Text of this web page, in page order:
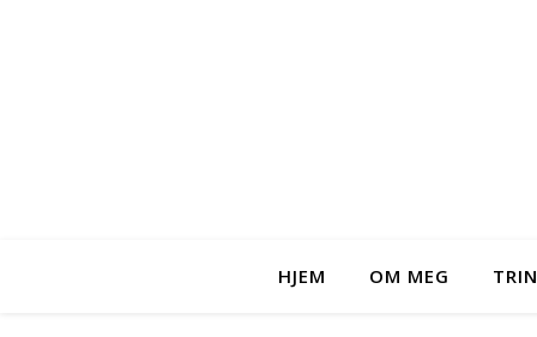
HJEM OM MEG